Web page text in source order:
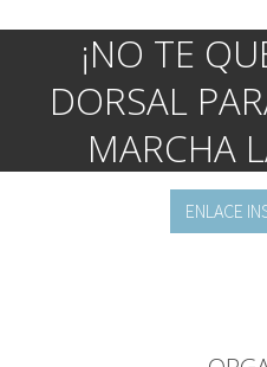
¡NO TE
DORSAL
MARCHA
ENLACE